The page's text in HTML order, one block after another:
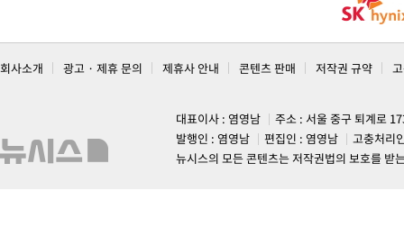
회사소개 광고 · 제휴 문의 제휴사 안내 콘텐츠 판매 저작권 규약
대표이사 : 염영남
주소 : 서울 중구 퇴계로
발행인 : 염영남
편집인 : 염영남
고충처리
뉴시스의 모든 콘텐츠는 저작권법의 보호를